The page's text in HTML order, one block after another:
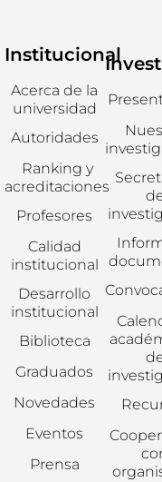
Institucional
Acerca de la
universidad
Autoridades
Ranking y
acreditaciones
Profesores
Calidad
institucional
Desarrollo
institucional
Biblioteca
Graduados
Novedades
Eventos
Prensa